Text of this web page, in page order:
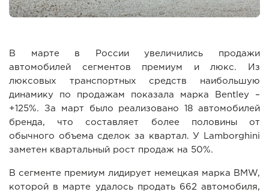
В марте в России увеличились продажи
автомобилей сегментов премиум и люкс. Из
люксовых транспортных средств наибольшую
динамику по продажам показала марка Bentley –
+125%. За март было реализовано 18 автомобилей
бренда, что составляет более половины от
обычного объема сделок за квартал. У Lamborghini
заметен квартальный рост продаж на 50%.
В сегменте премиум лидирует немецкая марка BMW,
которой в марте удалось продать 662 автомобиля,